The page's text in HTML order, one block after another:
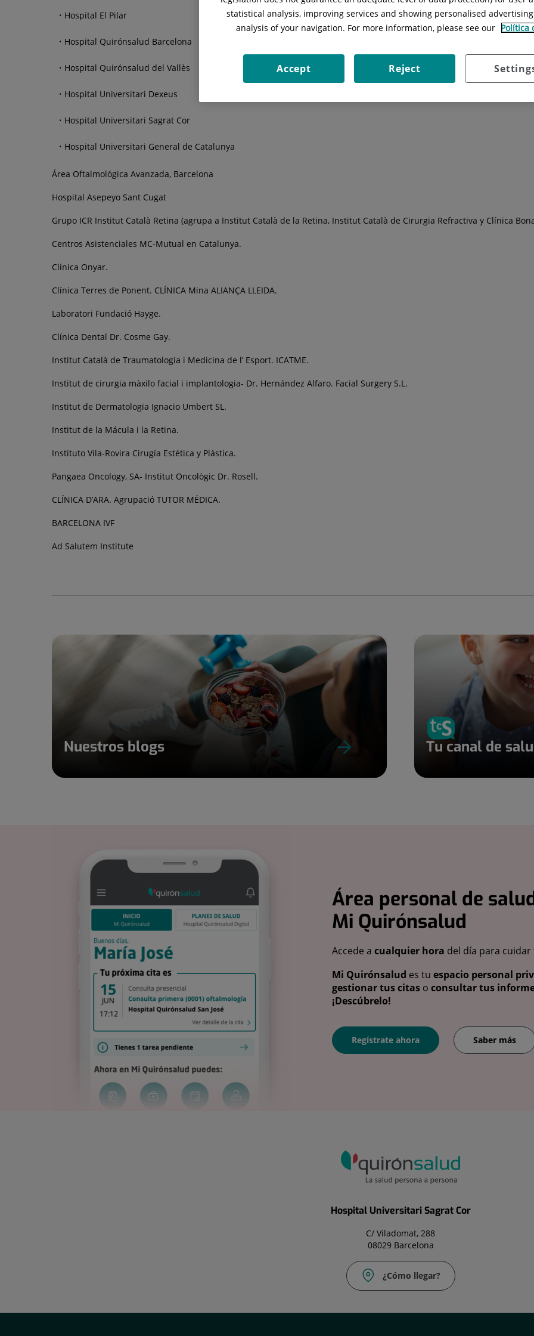
Hospital El Pilar
Hospital Quirónsalud Barcelona
Hospital Quirónsalud del Vallès
Hospital Universitari Dexeus
Hospital Universitari Sagrat Cor
Hospital Universitari General de Catalunya
Área Oftalmológica Avanzada, Barcelona
Hospital Asepeyo Sant Cugat
Grupo ICR Institut Català Retina (agrupa a Institut Català de la Retina, Institut Català de Cirurgia Refractiva y Clínica
Centros Asistenciales MC-Mutual en Catalunya.
Clínica Onyar.
Clínica Terres de Ponent. CLÍNICA Mina ALIANÇA LLEIDA.
Laboratori Fundació Hayge.
Clínica Dental Dr. Cosme Gay.
Institut Català de Traumatologia i Medicina de l’ Esport. ICATME.
Institut de cirurgia màxilo facial i implantologia- Dr. Hernández Alfaro. Facial Surgery S.L.
Institut de Dermatologia Ignacio Umbert SL.
Institut de la Mácula i la Retina.
Instituto Vila-Rovira Cirugía Estética y Plástica.
Pangaea Oncology, SA- Institut Oncològic Dr. Rosell.
CLÍNICA D’ARA. Agrupació TUTOR MÉDICA.
BARCELONA IVF
Ad Salutem Institute
Nuestros blogs Tu canal de
Área personal de
Mi Quirónsalud
Accede a cualquier hora del día para cuidar
Mi Quirónsalud es tu espacio personal
gestionar tus citas o consultar tus
¡Descúbrelo!
Regístrate ahora Saber más
Hospital Universitari Sagrat Cor
C/ Viladomat, 288
08029 Barcelona
¿Cómo llegar?
statistical analysis, improving services and showing personalised
analysis of your navigation. For more information, please see our Política
Reject
Accept